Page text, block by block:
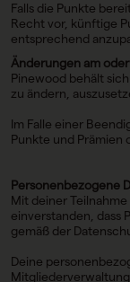
Falls die Punkte
Recht vor, künftige
entsprechend
Änderungen am
Pinewood behält
zu ändern,
Im Falle einer
Punkte und Prämien
Personenbezogene
Mit deiner
einverstanden, dass
gemäß der
Deine